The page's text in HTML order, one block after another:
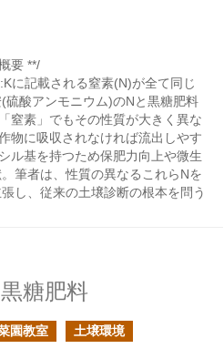
要 **/
に記載される窒素(N)が全て同じ
硫酸アンモニウム)のNと黒糖肥料
窒素」でもその性質が大きく異な
物に吸収されなければ流出しやす
ル基を持つため保肥力向上や微生
筆者は、性質の異なるこれらNを
し、従来の土壌診断の根本を問う
糖肥料
園教室 土壌環境